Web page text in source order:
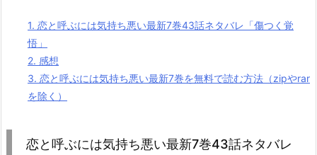
1. 恋と呼ぶには気持ち悪い最新7巻43話ネタバレ「傷つく覚
悟」
2. 感想
3. 恋と呼ぶには気持ち悪い最新7巻を無料で読む方法（zipやrar
を除く）
恋と呼ぶには気持ち悪い最新7巻43話ネタバレ